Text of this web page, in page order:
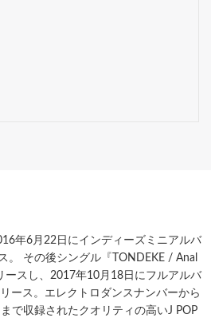
年6月22日にインディーズミニアルバ
。 その後シングル『TONDEKE / Anal
ースし、2017年10月18日にフルアルバ
ース。エレクトロダンスナンバーから
で収録されたクオリティの高いJ POP